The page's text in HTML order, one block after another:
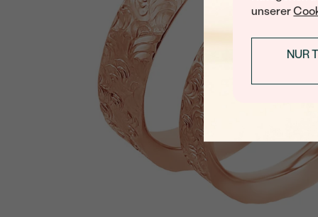
unserer
NUR